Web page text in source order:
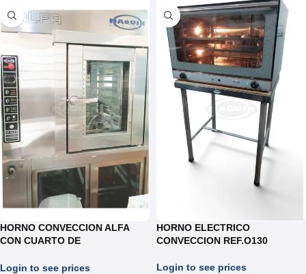
HORNO CONVECCION ALFA
CON CUARTO DE
Login to see prices
HORNO ELECTRICO
CONVECCION REF.O130
Login to see prices